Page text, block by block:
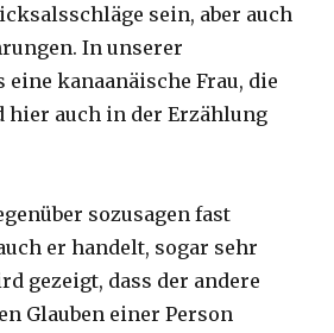
sein, aber auch
In unserer
eine kanaanäische Frau, die
hier auch in der Erzählung
sozusagen fast
er handelt, sogar sehr
gezeigt, dass der andere
Glauben einer Person